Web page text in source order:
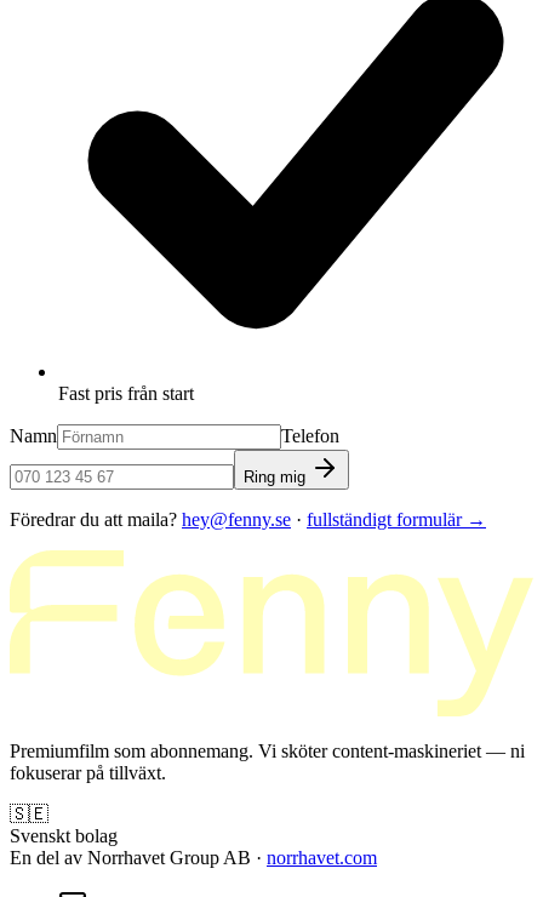
Fast pris från start
Namn Telefon
Ring mig
Föredrar du att maila? hey@fenny.se · fullständigt formulär→
Premiumfilm som abonnemang. Vi sköter content-maskineriet — ni
fokuserar på tillväxt.
🇸🇪
Svenskt bolag
En del av Norrhavet Group AB · norrhavet.com